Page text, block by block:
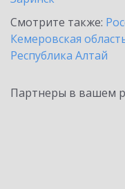
Смотрите также:
Кемеровская
Республика Алтай
Партнеры в вашем